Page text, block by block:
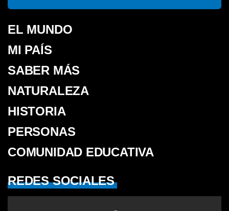
EL MUNDO
MI PAÍS
SABER MÁS
NATURALEZA
HISTORIA
PERSONAS
COMUNIDAD EDUCATIVA
REDES SOCIALES